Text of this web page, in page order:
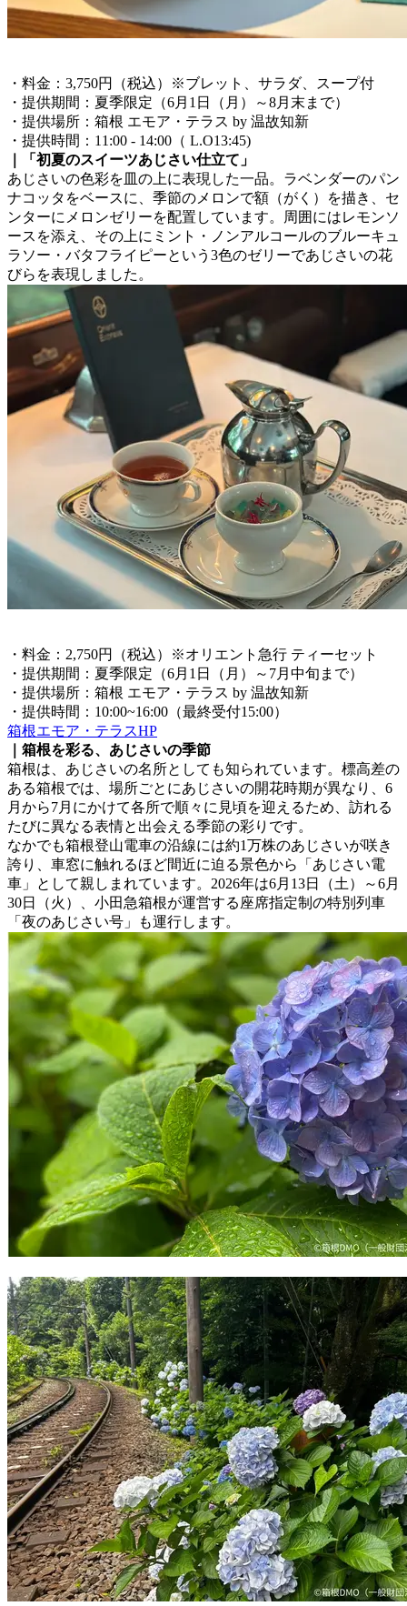
・料金：3,750円（税込）※ブレット、サラダ、スープ付
・提供期間：夏季限定（6月1日（月）～8月末まで）
・提供場所：箱根 エモア・テラス by 温故知新
・提供時間：11:00 - 14:00（ L.O13:45)
｜「初夏のスイーツあじさい仕立て」
あじさいの色彩を皿の上に表現した一品。ラベンダーのパン
ナコッタをベースに、季節のメロンで額（がく）を描き、セ
ンターにメロンゼリーを配置しています。周囲にはレモンソ
ースを添え、その上にミント・ノンアルコールのブルーキュ
ラソー・バタフライピーという3色のゼリーであじさいの花
びらを表現しました。
・料金：2,750円（税込）※オリエント急行 ティーセット
・提供期間：夏季限定（6月1日（月）～7月中旬まで）
・提供場所：箱根 エモア・テラス by 温故知新
・提供時間：10:00~16:00（最終受付15:00）
箱根エモア・テラスHP
｜箱根を彩る、あじさいの季節
箱根は、あじさいの名所としても知られています。標高差の
ある箱根では、場所ごとにあじさいの開花時期が異なり、6
月から7月にかけて各所で順々に見頃を迎えるため、訪れる
たびに異なる表情と出会える季節の彩りです。
なかでも箱根登山電車の沿線には約1万株のあじさいが咲き
誇り、車窓に触れるほど間近に迫る景色から「あじさい電
車」として親しまれています。2026年は6月13日（土）～6月
30日（火）、小田急箱根が運営する座席指定制の特別列車
「夜のあじさい号」も運行します。